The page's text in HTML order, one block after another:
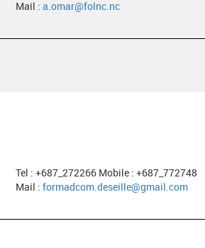
Mail : a.omar@folnc.nc
Tel : +687_272266 Mobile : +687_772748
Mail : formadcom.deseille@gmail.com